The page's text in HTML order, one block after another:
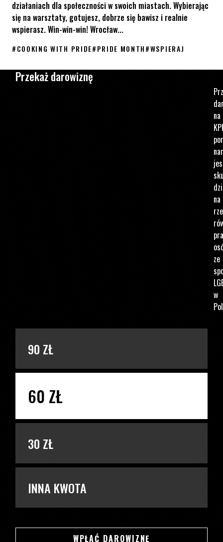
działaniach dla społeczności w swoich miastach. Wybierając
się na warsztaty, gotujesz, dobrze się bawisz i realnie
wspierasz. Win-win-win! Wrocław...
#COOKING WITH PRIDE#PRIDE MONTH#WSPIERAJ
Przekaż darowiznę
na
na
ze
w
90 ZŁ
60 ZŁ
30 ZŁ
INNA KWOTA
PODAJ KWOTĘ
WPŁAĆ DAROWIZNĘ